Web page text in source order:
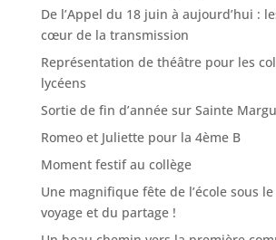
De l’Appel du 18 juin à aujourd’hui :
cœur de la transmission
Représentation de théâtre pour les
lycéens
Sortie de fin d’année sur Sainte
Romeo et Juliette pour la 4ème B
Moment festif au collège
Une magnifique fête de l’école sous
voyage et du partage !